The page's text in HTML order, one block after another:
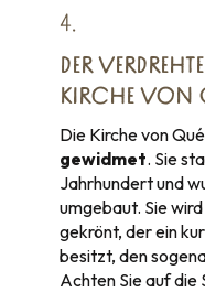
4.
DER
KIRCHE VON
Die Kirche von
gewidmet. Sie
Jahrhundert und
umgebaut. Sie
gekrönt, der ein
besitzt, den
Achten Sie auf die